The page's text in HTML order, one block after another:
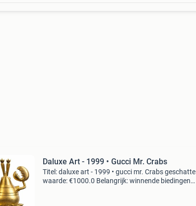
Daluxe Art - 1999 • Gucci Mr. Crabs
Titel: daluxe art - 1999 • gucci mr. Crabs geschatte
waarde: €1000.0 Belangrijk: winnende biedingen